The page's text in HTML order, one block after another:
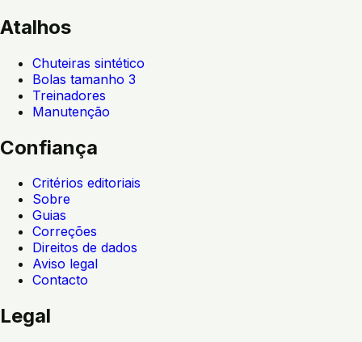
Atalhos
Chuteiras sintético
Bolas tamanho 3
Treinadores
Manutenção
Confiança
Critérios editoriais
Sobre
Guias
Correções
Direitos de dados
Aviso legal
Contacto
Legal